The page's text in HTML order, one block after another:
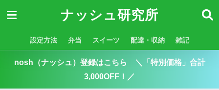
ナッシュ研究所
設定方法 弁当 スイーツ 配達・収納 雑記
nosh（ナッシュ）登録はこちら ＼「特別価格」合計
3,000OFF！／